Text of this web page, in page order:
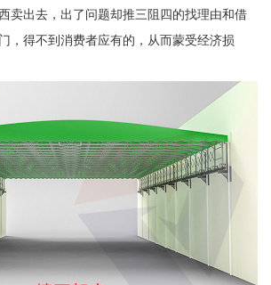
卖出去，出了问题却推三阻四的找理由和借
，得不到消费者应有的，从而蒙受经济损